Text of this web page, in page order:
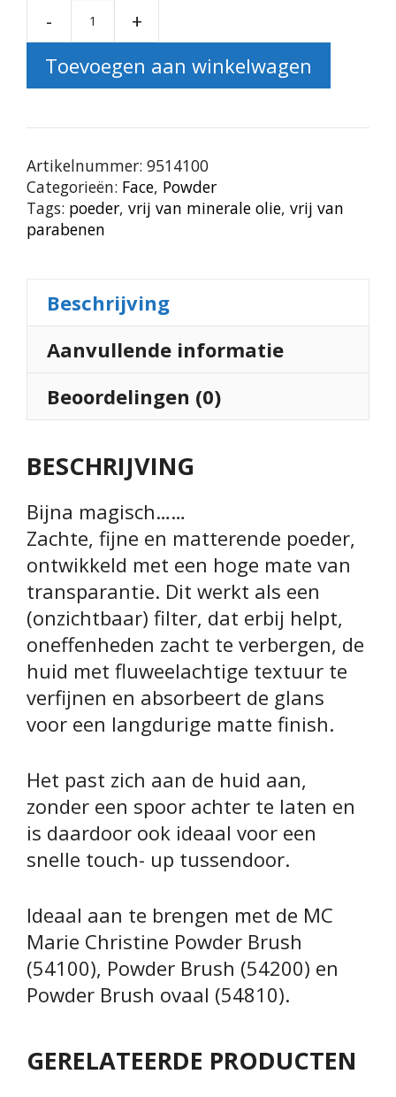
-
+
Toevoegen aan winkelwagen
Artikelnummer: 9514100
Categorieën: Face, Powder
Tags: poeder, vrij van minerale olie, vrij van
parabenen
Beschrijving
Aanvullende informatie
Beoordelingen (0)
BESCHRIJVING
Bijna magisch……
Zachte, fijne en matterende poeder,
ontwikkeld met een hoge mate van
transparantie. Dit werkt als een
(onzichtbaar) filter, dat erbij helpt,
oneffenheden zacht te verbergen, de
huid met fluweelachtige textuur te
verfijnen en absorbeert de glans
voor een langdurige matte finish.
Het past zich aan de huid aan,
zonder een spoor achter te laten en
is daardoor ook ideaal voor een
snelle touch- up tussendoor.
Ideaal aan te brengen met de MC
Marie Christine Powder Brush
(54100), Powder Brush (54200) en
Powder Brush ovaal (54810).
GERELATEERDE PRODUCTEN